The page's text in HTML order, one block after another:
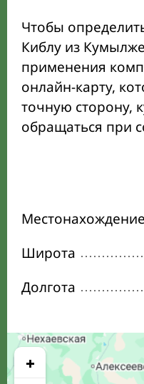
Чтобы
Киблу из
применения
онлайн-карту,
точную сторону,
обращаться при
Местонахождение
Широта
Долгота
+